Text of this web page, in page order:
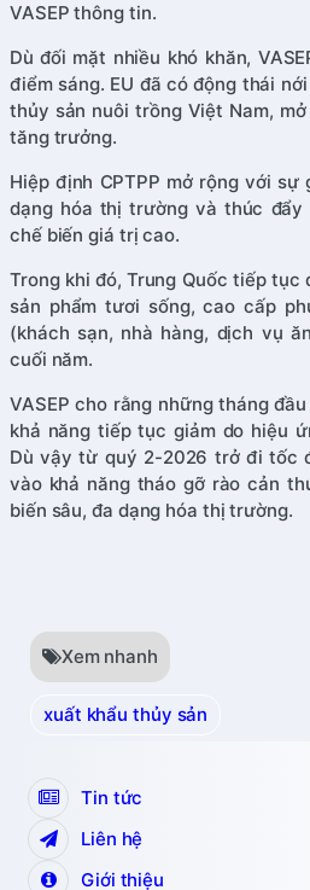
VASEP thông tin.
Dù đối mặt nhiều khó khăn,
điểm sáng. EU đã có động thái
thủy sản nuôi trồng Việt Nam,
tăng trưởng.
Hiệp định CPTPP mở rộng với sự
dạng hóa thị trường và thúc đẩy
chế biến giá trị cao.
Trong khi đó, Trung Quốc tiếp
sản phẩm tươi sống, cao cấp
(khách sạn, nhà hàng, dịch vụ
cuối năm.
VASEP cho rằng những tháng
khả năng tiếp tục giảm do hiệu
Dù vậy từ quý 2-2026 trở đi tốc
vào khả năng tháo gỡ rào cản
biến sâu, đa dạng hóa thị trường.
Xem nhanh
xuất khẩu thủy sản
Tin tức
Liên hệ
Giới thiệu